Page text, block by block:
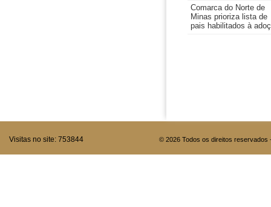
Comarca do Norte de
Minas prioriza lista de
pais habilitados à
Visitas no site: 753844 © 2026 Todos os direitos reservados